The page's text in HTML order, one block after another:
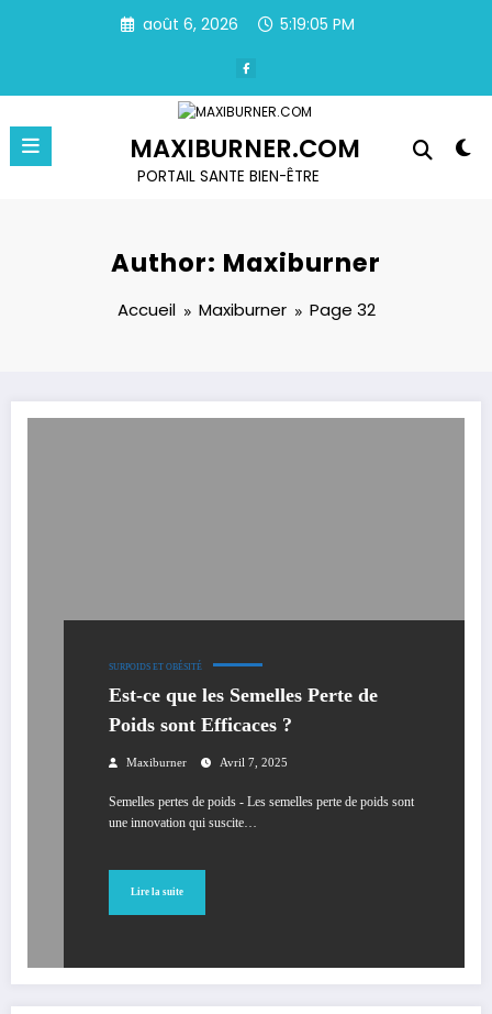
août 6, 2026 5:19:05 PM
MAXIBURNER.COM
PORTAIL SANTE BIEN-ÊTRE
Author: Maxiburner
Accueil Maxiburner Page 32
SURPOIDS ET OBÉSITÉ
Est-ce que les Semelles Perte de
Poids sont Efficaces ?
Maxiburner Avril 7, 2025
Semelles pertes de poids - Les semelles perte de poids sont
une innovation qui suscite…
Lire la suite